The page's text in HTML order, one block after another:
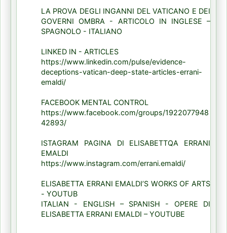
LA PROVA DEGLI INGANNI DEL VATICANO E DEI
GOVERNI OMBRA - ARTICOLO IN INGLESE –
SPAGNOLO - ITALIANO
LINKED IN - ARTICLES
https://www.linkedin.com/pulse/evidence-
deceptions-vatican-deep-state-articles-errani-
emaldi/
FACEBOOK MENTAL CONTROL
https://www.facebook.com/groups/1922077948
42893/
ISTAGRAM PAGINA DI ELISABETTQA ERRANI
EMALDI
https://www.instagram.com/errani.emaldi/
ELISABETTA ERRANI EMALDI’S WORKS OF ARTS
- YOUTUB
ITALIAN - ENGLISH – SPANISH - OPERE DI
ELISABETTA ERRANI EMALDI – YOUTUBE